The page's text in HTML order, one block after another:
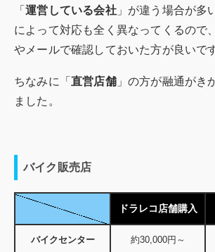
「運営している会社」が違う場合が多
によって対応も全く異なってくるので
やメールで確認しておいた方が良いで
ちなみに「 直営店舗」の方が融通がき
ました。
バイク販売店
ドラレコ店舗購入
バイクセンター 約30,000円～